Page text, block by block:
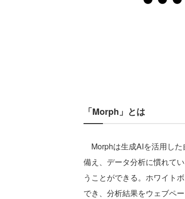
「Morph」とは
Morphは生成AIを活用し
備え、データ分析に慣れて
うことができる。ホワイト
でき、分析結果をウェブペ